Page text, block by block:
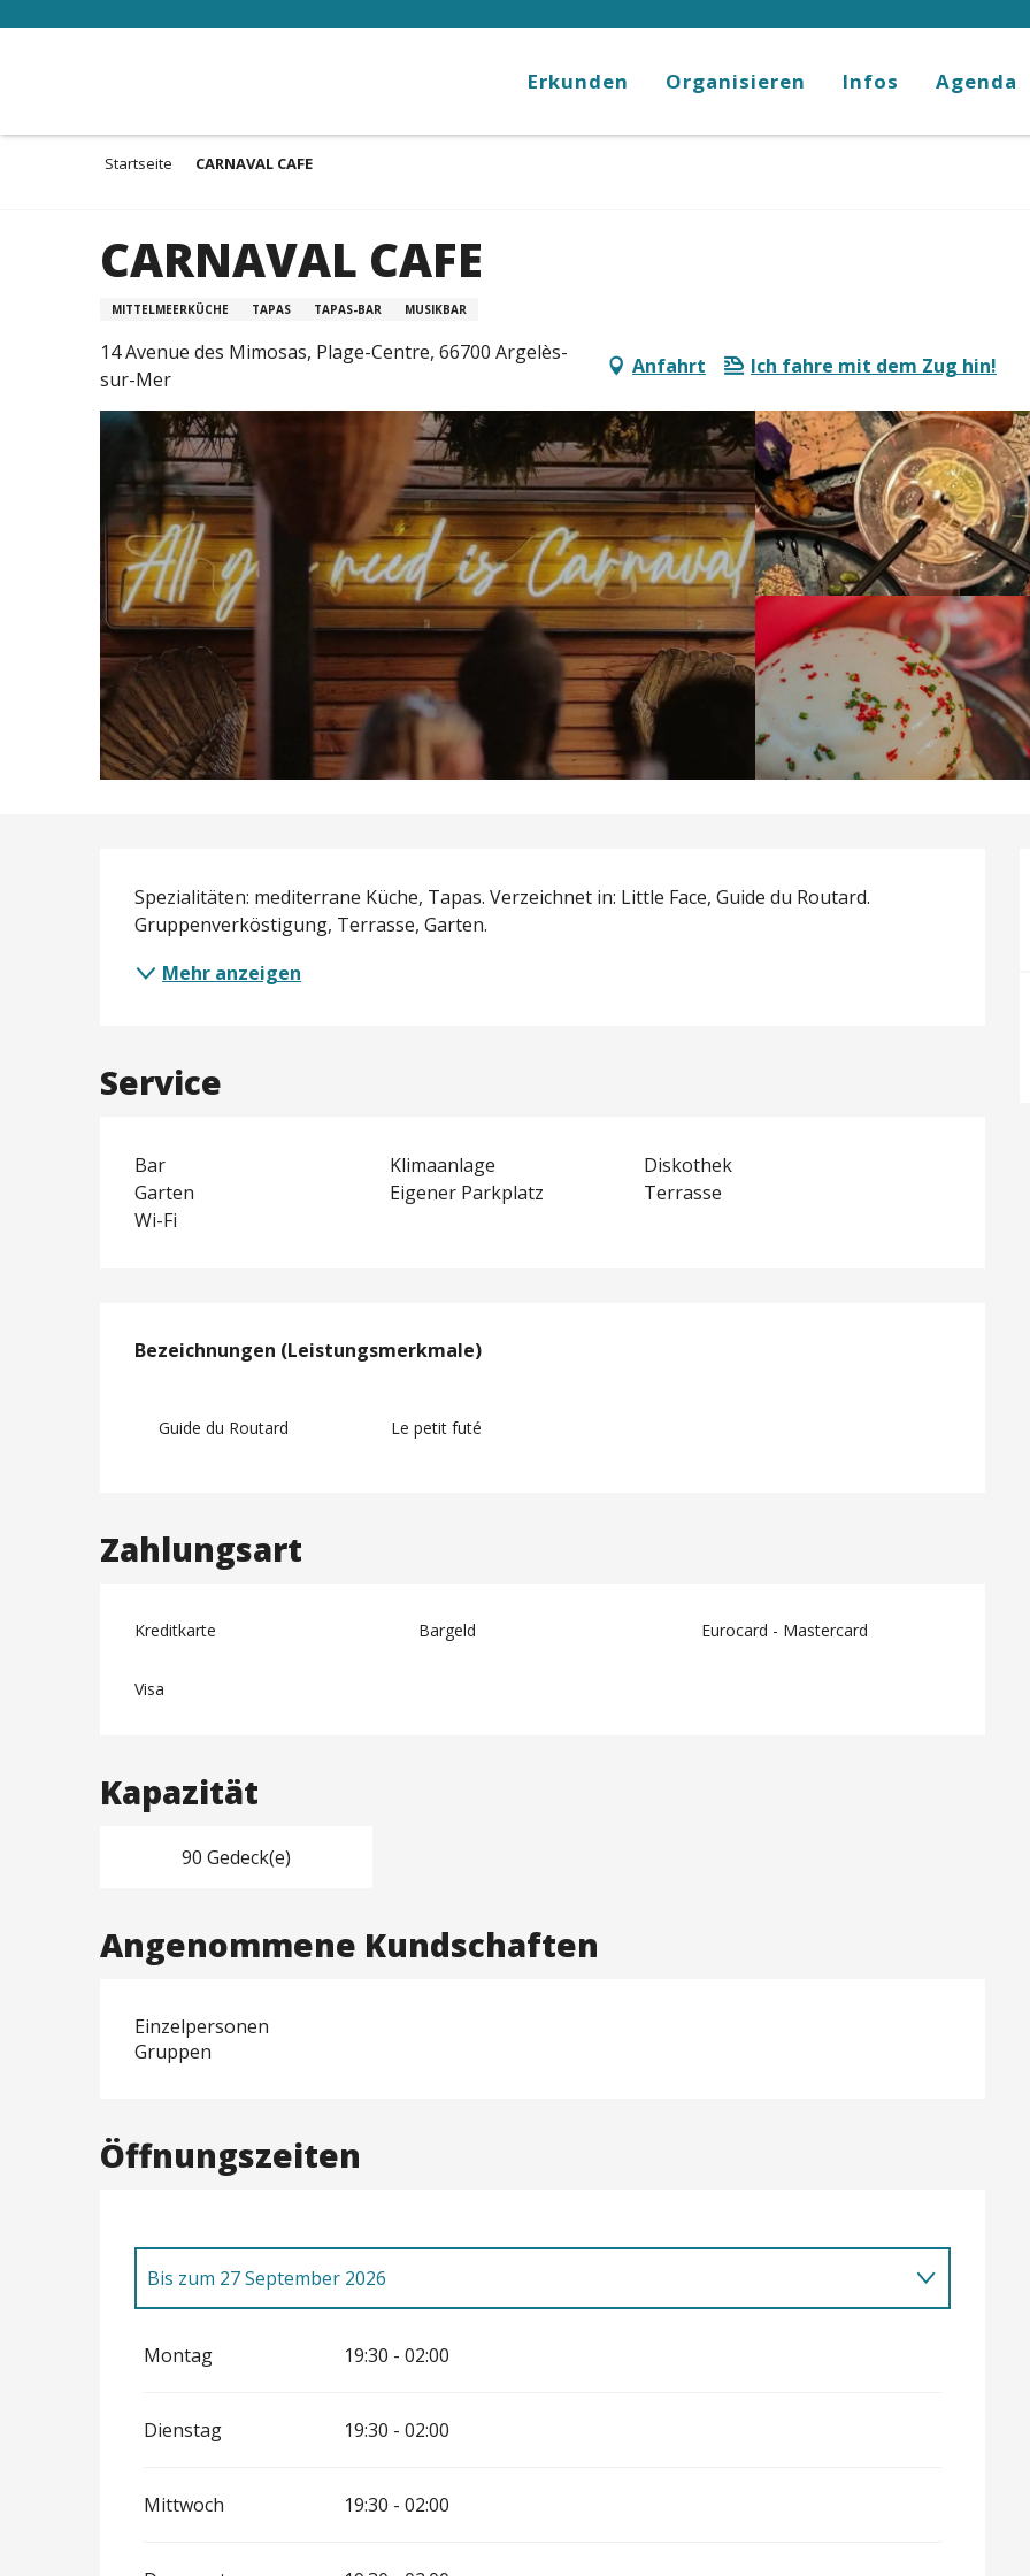
Erkunden Organisieren Infos Agenda
Startseite CARNAVAL CAFE
CARNAVAL CAFE
MITTELMEERKÜCHE TAPAS TAPAS-BAR MUSIKBAR
14 Avenue des Mimosas, Plage-Centre, 66700 Argelès-
sur-Mer
Anfahrt Ich fahre mit dem Zug hin!
Beschreibung
Spezialitäten: mediterrane Küche, Tapas. Verzeichnet in: Little Face, Guide du Routard.
Gruppenverköstigung, Terrasse, Garten.
Mehr anzeigen
Service
Bar Klimaanlage
Diskothek
Garten
Eigener Parkplatz
Terrasse
Wi-Fi
Leistungensmöglichkeiten
Bezeichnungen (Leistungsmerkmale)
Bezeichnungen (Leistungsmerkmale)
Guide du Routard Le petit futé
Zahlungsart
Kreditkarte Bargeld Eurocard - Mastercard
Visa
Kapazität
90 Gedeck(e)
Angenommene Kundschaften
Einzelpersonen
Gruppen
Öffnungszeiten
Bis zum 27 September 2026
Montag 19:30 - 02:00
Dienstag 19:30 - 02:00
Mittwoch 19:30 - 02:00